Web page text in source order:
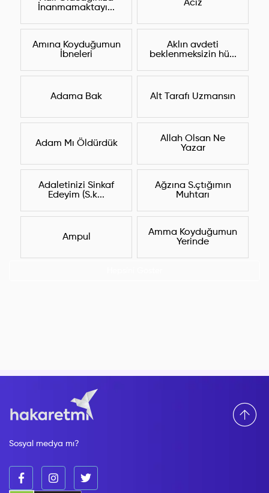
İnanmamaktayı...
Aciz
Amına Koyduğumun
İbneleri
Aklın avdeti
beklenmeksizin hü...
Adama Bak Alt Tarafı Uzmansın
Adam Mı Öldürdük
Allah Olsan Ne
Yazar
Adaletinizi Sinkaf
Edeyim (S.k...
Ağzına S.çtığımın
Muhtarı
Ampul
Amma Koyduğumun
Yerinde
Sosyal medya mı?